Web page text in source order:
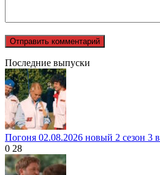
Последние выпуски
Погоня 02.08.2026 новый 2 сезон 3
0 28